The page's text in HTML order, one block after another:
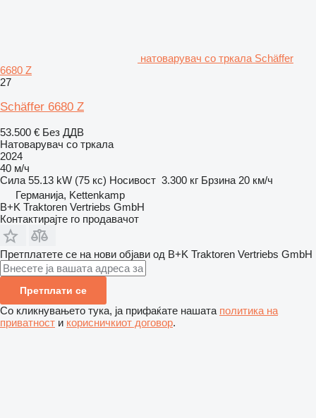
натоварувач со тркала Schäffer
6680 Z
27
Schäffer 6680 Z
53.500 € Без ДДВ
Натоварувач со тркала
2024
40 м/ч
Сила 55.13 kW (75 кс) Носивост 3.300 кг Брзина 20 км/ч
Германија, Kettenkamp
B+K Traktoren Vertriebs GmbH
Контактирајте го продавачот
Претплатете се на нови објави од B+K Traktoren Vertriebs GmbH
Претплати се
Со кликнувањето тука, ја прифаќате нашата политика на
приватност и корисничкиот договор.